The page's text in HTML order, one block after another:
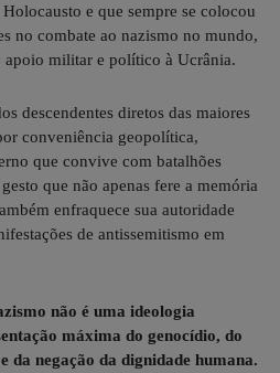
e que sempre se colocou
no combate ao nazismo no mundo,
apoio militar e político à Ucrânia.
descendentes diretos das maiores
conveniência geopolítica,
que convive com batalhões
que não apenas fere a memória
enfraquece sua autoridade
de antissemitismo em
não é uma ideologia
máxima do genocídio, do
da negação da dignidade humana.